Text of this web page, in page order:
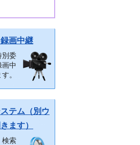
画中継
別委
画中
。
テム（別ウ
ます）
検索